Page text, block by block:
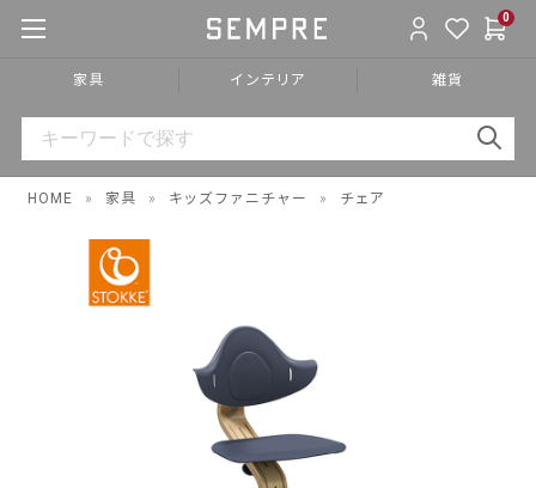
0
家具 インテリア 雑貨
HOME » 家具 » キッズファニチャー » チェア